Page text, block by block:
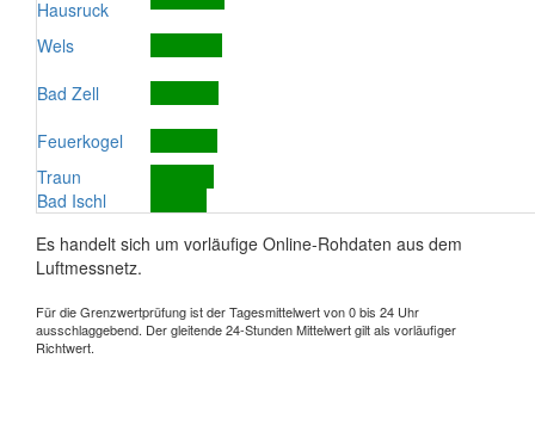
Hausruck
Wels
Bad Zell
Feuerkogel
Traun
Bad Ischl
Es handelt sich um vorläufige Online-Rohdaten aus dem
Luftmessnetz.
Für die Grenzwertprüfung ist der Tagesmittelwert von 0 bis 24 Uhr
ausschlaggebend. Der gleitende 24-Stunden Mittelwert gilt als vorläufiger
Richtwert.